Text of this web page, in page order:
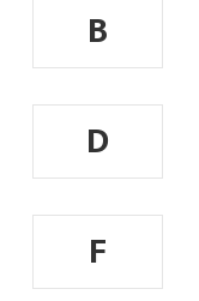
B
D
F